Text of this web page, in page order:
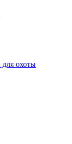
охоты